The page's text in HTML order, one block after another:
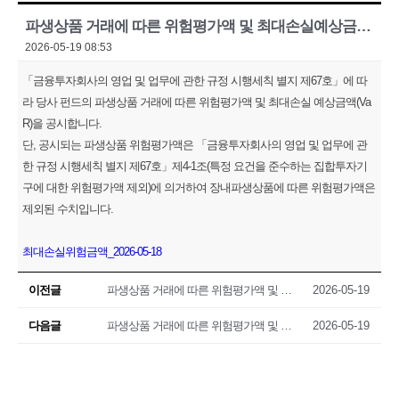
파생상품 거래에 따른 위험평가액 및 최대손실예상금액(VaR) 공시(2026.05.18)
2026-05-19 08:53
「금융투자회사의 영업 및 업무에 관한 규정 시행세칙 별지 제67호」에 따
라 당사 펀드의 파생상품 거래에 따른 위험평가액 및 최대손실 예상금액(Va
R)을 공시합니다.
단, 공시되는 파생상품 위험평가액은 「금융투자회사의 영업 및 업무에 관
한 규정 시행세칙 별지 제67호」제4-1조(특정 요건을 준수하는 집합투자기
구에 대한 위험평가액 제외)에 의거하여 장내파생상품에 따른 위험평가액은
제외된 수치입니다.
최대손실위험금액_2026-05-18
이전글 파생상품 거래에 따른 위험평가액 및 최대손실예상금액(VaR) 공시(2026.05.15) 2026-05-19
다음글 파생상품 거래에 따른 위험평가액 및 최대손실예상금액(VaR) 공시(2026.05.19) 2026-05-19